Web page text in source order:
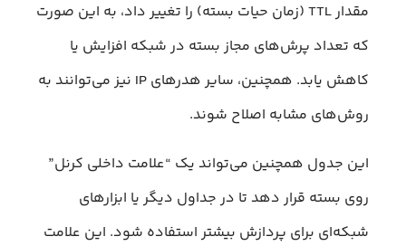
مقدار TTL (زمان حیات بسته) را تغییر داد، به این صورت
که تعداد پرش‌های مجاز بسته در شبکه افزایش یا
کاهش یابد. همچنین، سایر هدرهای IP نیز می‌توانند به
روش‌های مشابه اصلاح شوند.
این جدول همچنین می‌تواند یک “علامت داخلی کرنل”
روی بسته قرار دهد تا در جداول دیگر یا ابزارهای
شبکه‌ای برای پردازش بیشتر استفاده شود. این علامت